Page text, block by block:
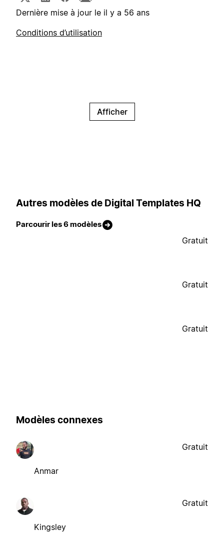
Dernière mise à jour le il y a 56 ans
Conditions d’utilisation
Afficher
Autres modèles de Digital Templates HQ
Parcourir les 6 modèles
Gratuit
Gratuit
Gratuit
Modèles connexes
Anmar
Gratuit
Kingsley
Gratuit